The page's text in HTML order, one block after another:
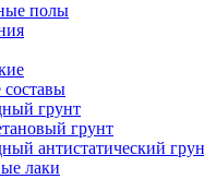
полы
грунт
грунт
антистатический
лаки